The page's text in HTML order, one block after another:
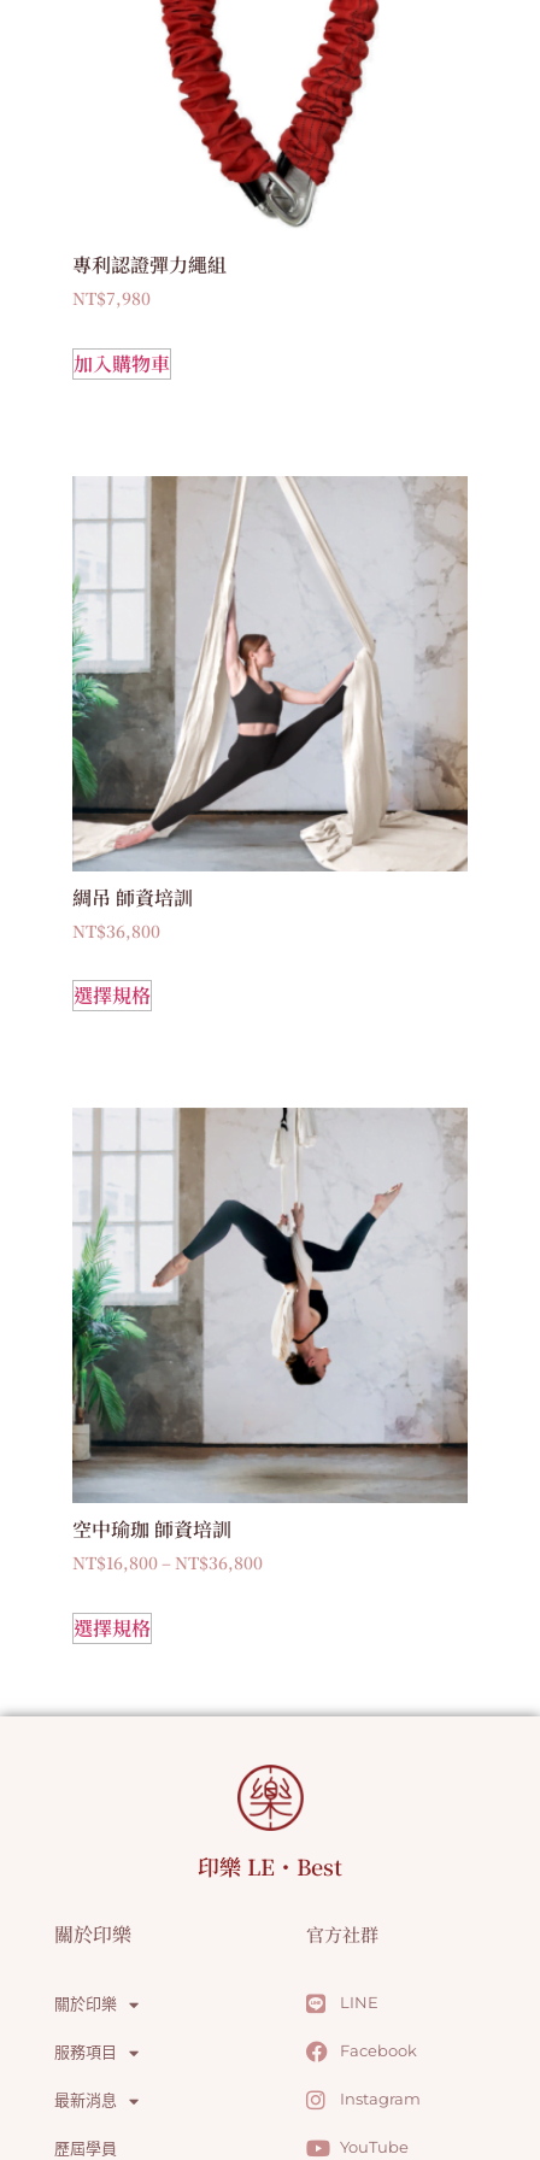
專利認證彈力繩組
NT$7,980
加入購物車
綢吊 師資培訓
NT$36,800
選擇規格
空中瑜珈 師資培訓
NT$16,800–NT$36,800
選擇規格
印樂 LE・Best
關於印樂
關於印樂
服務項目
最新消息
歷屆學員
官方社群
LINE
Facebook
Instagram
YouTube